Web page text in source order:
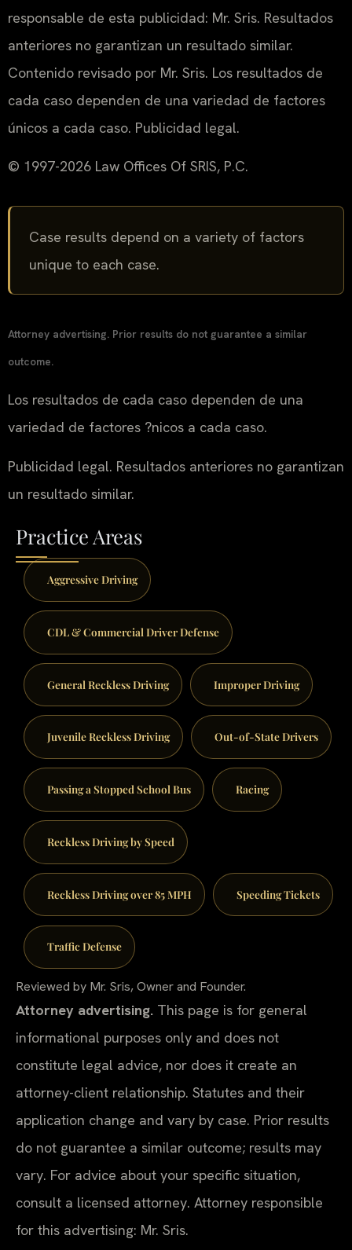
responsable de esta publicidad: Mr. Sris. Resultados
anteriores no garantizan un resultado similar.
Contenido revisado por Mr. Sris. Los resultados de
cada caso dependen de una variedad de factores
únicos a cada caso. Publicidad legal.
© 1997-2026 Law Offices Of SRIS, P.C.
Case results depend on a variety of factors
unique to each case.
Attorney advertising. Prior results do not guarantee a similar
outcome.
Los resultados de cada caso dependen de una
variedad de factores ?nicos a cada caso.
Publicidad legal. Resultados anteriores no garantizan
un resultado similar.
Practice Areas
Aggressive Driving
CDL & Commercial Driver Defense
General Reckless Driving Improper Driving
Juvenile Reckless Driving Out-of-State Drivers
Passing a Stopped School Bus Racing
Reckless Driving by Speed
Reckless Driving over 85 MPH Speeding Tickets
Traffic Defense
Reviewed by Mr. Sris, Owner and Founder.
Attorney advertising. This page is for general
informational purposes only and does not
constitute legal advice, nor does it create an
attorney-client relationship. Statutes and their
application change and vary by case. Prior results
do not guarantee a similar outcome; results may
vary. For advice about your specific situation,
consult a licensed attorney. Attorney responsible
for this advertising: Mr. Sris.